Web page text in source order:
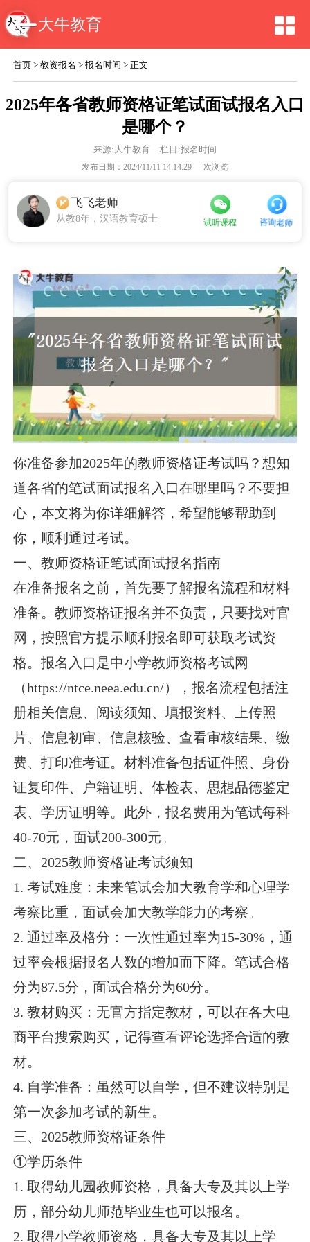
大牛教育
首页 >教资报名 >报名时间 > 正文
2025年各省教师资格证笔试面试报名入口
是哪个？
来源:大牛教育 栏目:报名时间
发布日期：2024/11/11 14:14:29 次浏览
飞飞老师
从教8年，汉语教育硕士 试听课程 咨询老师
你准备参加2025年的教师资格证考试吗？想知
道各省的笔试面试报名入口在哪里吗？不要担
心，本文将为你详细解答，希望能够帮助到
你，顺利通过考试。
一、教师资格证笔试面试报名指南
在准备报名之前，首先要了解报名流程和材料
准备。教师资格证报名并不负责，只要找对官
网，按照官方提示顺利报名即可获取考试资
格。报名入口是中小学教师资格考试网
（https://ntce.neea.edu.cn/），报名流程包括注
册相关信息、阅读须知、填报资料、上传照
片、信息初审、信息核验、查看审核结果、缴
费、打印准考证。材料准备包括证件照、身份
证复印件、户籍证明、体检表、思想品德鉴定
表、学历证明等。此外，报名费用为笔试每科
40-70元，面试200-300元。
二、2025教师资格证考试须知
1. 考试难度：未来笔试会加大教育学和心理学
考察比重，面试会加大教学能力的考察。
2. 通过率及格分：一次性通过率为15-30%，通
过率会根据报名人数的增加而下降。笔试合格
分为87.5分，面试合格分为60分。
3. 教材购买：无官方指定教材，可以在各大电
商平台搜索购买，记得查看评论选择合适的教
材。
4. 自学准备：虽然可以自学，但不建议特别是
第一次参加考试的新生。
三、2025教师资格证条件
①学历条件
1. 取得幼儿园教师资格，具备大专及其以上学
历，部分幼儿师范毕业生也可以报名。
2. 取得小学教师资格，具备大专及其以上学